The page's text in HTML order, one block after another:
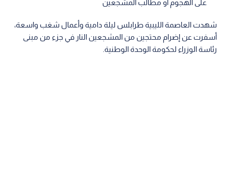
على الهجوم أو مطالب المشجعين
شهدت العاصمة الليبية طرابلس ليلة دامية وأعمال شغب واسعة،
أسفرت عن إضرام محتجين من المشجعين النار في جزء من مبنى
رئاسة الوزراء لحكومة الوحدة الوطنية.